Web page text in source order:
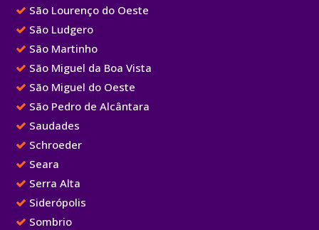
São Lourenço do Oeste
São Ludgero
São Martinho
São Miguel da Boa Vista
São Miguel do Oeste
São Pedro de Alcântara
Saudades
Schroeder
Seara
Serra Alta
Siderópolis
Sombrio